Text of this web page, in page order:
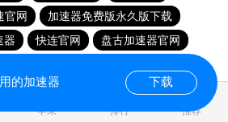
官网
加速器免费版永久版下载
器 快连官网
盘古加速器官网
苹果 排行 推荐
的加速器 下载
0.025395s